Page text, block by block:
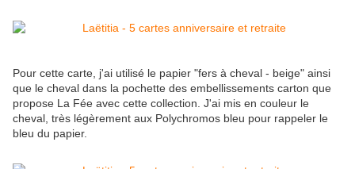
Pour cette carte, j'ai utilisé le papier "fers à cheval - beige" ainsi
que le cheval dans la pochette des embellissements carton que
propose La Fée avec cette collection. J'ai mis en couleur le
cheval, très légèrement aux Polychromos bleu pour rappeler le
bleu du papier.